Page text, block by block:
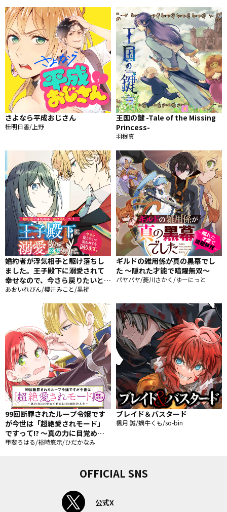
さよなら平成おじさん
桂明日香/上野
王国の鍵 -Tale of the Missing
Princess-
羽根真
婚約者が浮気相手と駆け落ちし
ました。王子殿下に溺愛されて
幸せなので、今さら戻りたいと言
われても困ります。
あおいれびん/櫻井みこと/黒裄
ギルドの雑用係が真の黒幕でし
た ～隠れた才能で暗躍無双～
パヤパヤ/菱川さかく/ゆーにっと
99回断罪されたループ令嬢です
が今世は「超絶愛されモード」
ですって!? 〜真の力に目覚めて
始まる100回目の人生〜
甲斐ろはる/裕時悠示/ひだかなみ
ブレイド＆バスタード
楓月 誠/蝸牛くも/so-bin
OFFICIAL SNS
公式X